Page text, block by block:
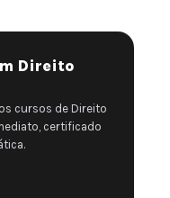
Direito
cursos de Direito
certificado